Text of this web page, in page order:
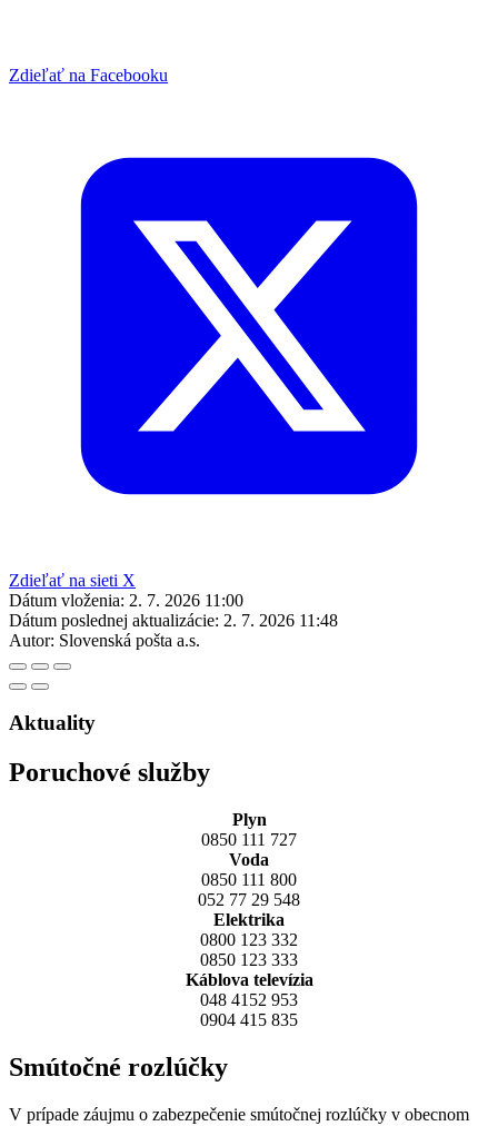
Zdieľať na Facebooku
Zdieľať na sieti X
Dátum vloženia: 2. 7. 2026 11:00
Dátum poslednej aktualizácie: 2. 7. 2026 11:48
Autor: Slovenská pošta a.s.
Aktuality
Poruchové služby
Plyn
0850 111 727
Voda
0850 111 800
052 77 29 548
Elektrika
0800 123 332
0850 123 333
Káblova televízia
048 4152 953
0904 415 835
Smútočné rozlúčky
V prípade záujmu o zabezpečenie smútočnej rozlúčky v obecnom